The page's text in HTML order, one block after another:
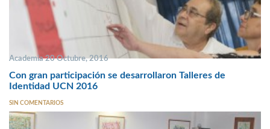
Academia 20 Octubre, 2016
Con gran participación se desarrollaron Talleres de
Identidad UCN 2016
SIN COMENTARIOS